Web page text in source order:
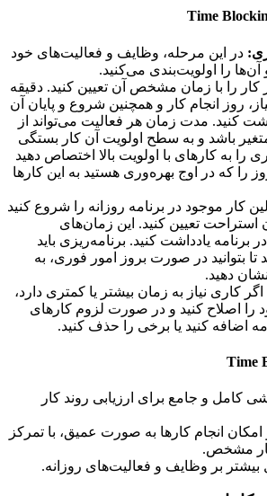
این مرحله، وظایف و فعالیت‌های خود
را اولویت‌بندی می‌کنید.
با زمان مشخص آن تعیین کنید. دقیقه
انجام کار و همچنین شروع و پایان آن
کنید. مدت زمان هر فعالیت می‌تواند از
متغیر باشد و به سطح اولویت آن کار بستگی
به کارهای با اولویت بالا اختصاص دهید
که در اوج بهره‌وری هستید به این کارها
موجود در برنامه روزانه را شروع کنید
تعیین کنید. این زمان‌های
یادداشت کنید. برنامه‌ریزی باید
در صورت بروز امور فوری، به
نیاز به زمان بیشتر یا کمتری دارد،
اصلاح کنید و در صورت لزوم کارهای
کنید یا برخی را حذف کنید.
و جامع برای ارزیابی روند کار
انجام کارها به صورت عمیق، با تمرکز
بر وظایف و فعالیت‌های روزانه.